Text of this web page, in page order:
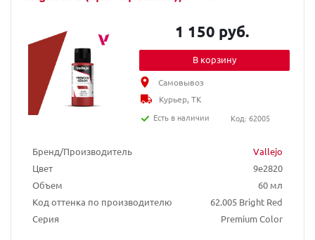
Бренд/Производитель
Vallejo
Цвет
9e2820
Объем
60 мл
Код оттенка по производителю
62.005 Bright Red
Серия
Premium Color
1 150 руб.
В корзину
Самовывоз
Курьер, ТК
Есть в наличии
Код: 62005